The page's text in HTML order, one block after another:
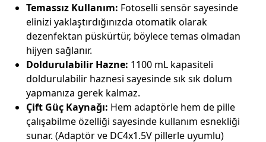
Temassız Kullanım: Fotoselli sensör sayesinde
elinizi yaklaştırdığınızda otomatik olarak
dezenfektan püskürtür, böylece temas olmadan
hijyen sağlanır.
Doldurulabilir Hazne: 1100 mL kapasiteli
doldurulabilir haznesi sayesinde sık sık dolum
yapmanıza gerek kalmaz.
Çift Güç Kaynağı: Hem adaptörle hem de pille
çalışabilme özelliği sayesinde kullanım esnekliği
sunar. (Adaptör ve DC4x1.5V pillerle uyumlu)